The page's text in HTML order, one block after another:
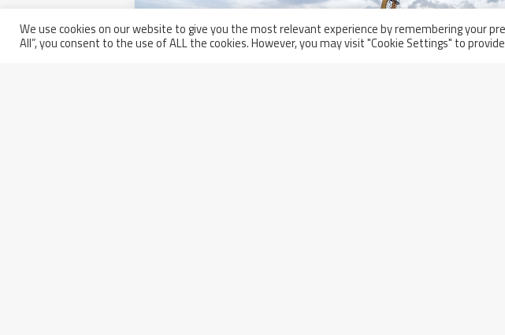
We use cookies on our website to give you the most relevant experience by remembering your
All”, you consent to the use of ALL the cookies. However, you may visit "Cookie Settings" to